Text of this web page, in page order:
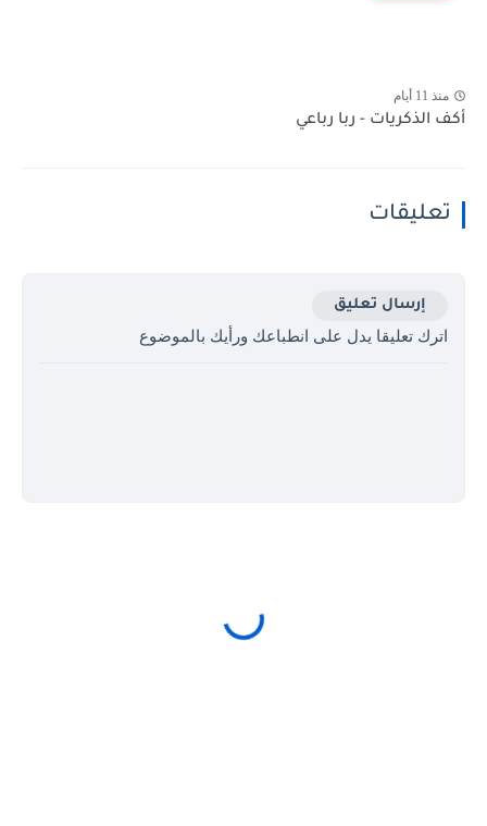
منذ 11 أيام
أكف الذكريات - ربا رباعي
تعليقات
إرسال تعليق
اترك تعليقا يدل على انطباعك ورأيك بالموضوع